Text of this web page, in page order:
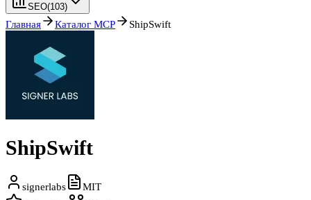
SEO(103)
Главная Каталог MCP ShipSwift
ShipSwift
signerlabs
MIT